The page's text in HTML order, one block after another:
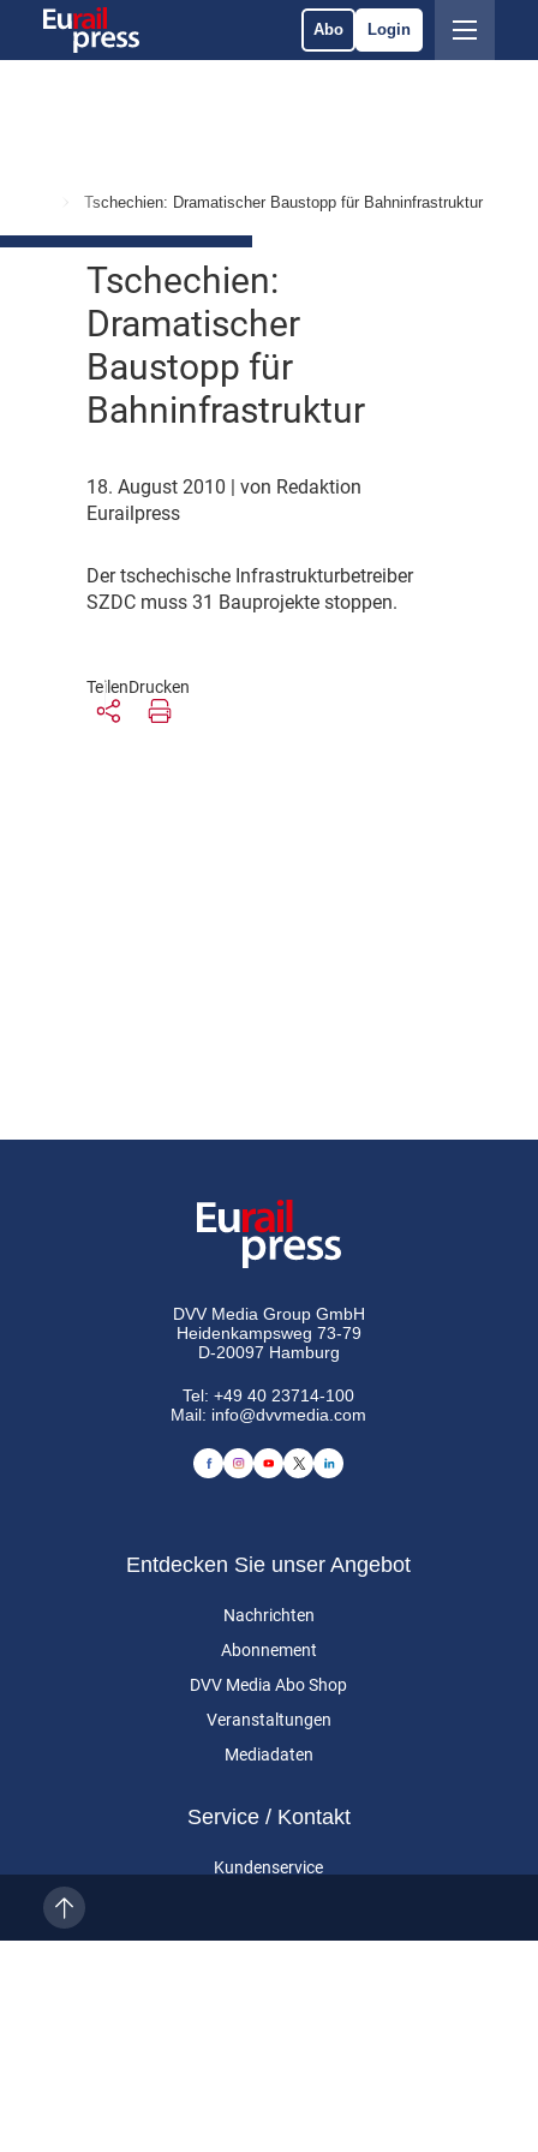
Abo Login
Tschechien: Dramatischer Baustopp für Bahninfrastruktur
Tschechien:
Dramatischer
Baustopp für
Bahninfrastruktur
18. August 2010
| von Redaktion
Eurailpress
Der tschechische Infrastrukturbetreiber
SZDC muss 31 Bauprojekte stoppen.
TeilenDrucken
DVV Media Group GmbH
Heidenkampsweg 73-79
D-20097 Hamburg
Tel:+49 40 23714-100
Mail: info@dvvmedia.com
Entdecken Sie unser Angebot
Nachrichten
Abonnement
DVV Media Abo Shop
Veranstaltungen
Mediadaten
Service / Kontakt
Kundenservice
Kontakt